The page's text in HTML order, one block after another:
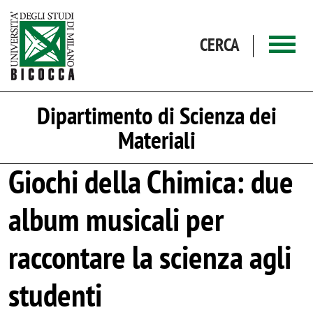
CERCA
Dipartimento di Scienza dei
Materiali
Giochi della Chimica: due
album musicali per
raccontare la scienza agli
studenti